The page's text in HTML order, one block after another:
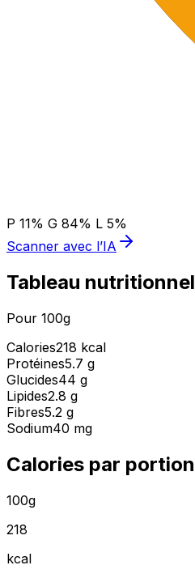
P 11% G 84% L 5%
Scanner avec l’IA
Tableau nutritionnel
Pour 100g
Calories218 kcal
Protéines5.7 g
Glucides44 g
Lipides2.8 g
Fibres5.2 g
Sodium40 mg
Calories par portion
100g
218
kcal